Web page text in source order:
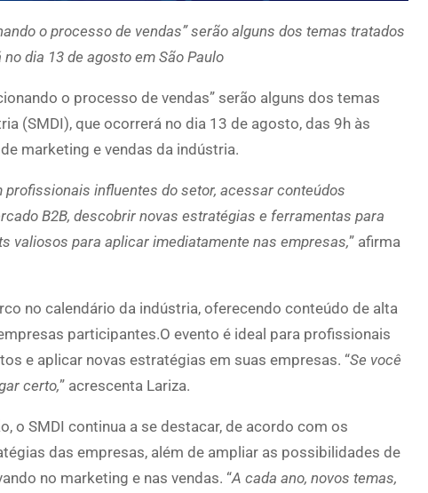
o processo de vendas” serão alguns dos temas tratados
dia 13 de agosto em São Paulo
o processo de vendas” serão alguns dos temas
(SMDI), que ocorrerá no dia 13 de agosto, das 9h às
marketing e vendas da indústria.
influentes do setor, acessar conteúdos
B2B, descobrir novas estratégias e ferramentas para
valiosos para aplicar imediatamente nas empresas,” afirma
no calendário da indústria, oferecendo conteúdo de alta
participantes.O evento é ideal para profissionais
e aplicar novas estratégias em suas empresas. “Se você
certo,” acrescenta Lariza.
o SMDI continua a se destacar, de acordo com os
das empresas, além de ampliar as possibilidades de
no marketing e nas vendas. “A cada ano, novos temas,